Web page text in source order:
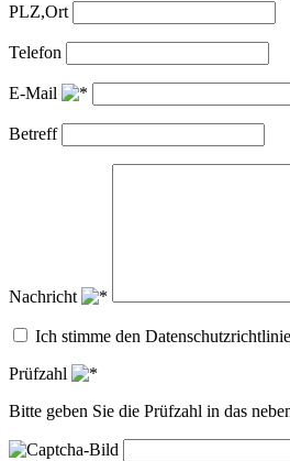
PLZ,Ort
Telefon
E-Mail
Betreff
Nachricht
Ich stimme den
Prüfzahl
Bitte geben Sie die Prüfzahl in das